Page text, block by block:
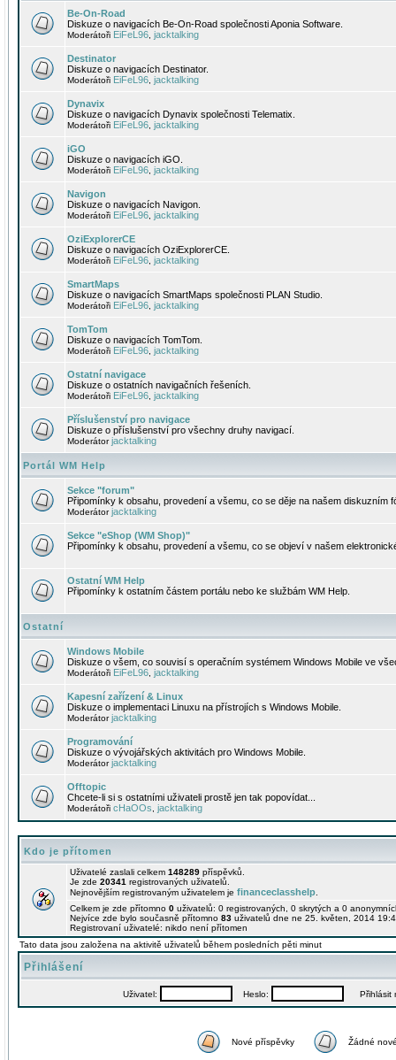
Be-On-Road
Diskuze o navigacích Be-On-Road společnosti Aponia Software.
Moderátoři EiFeL96 jacktalking
Destinator
Diskuze o navigacích Destinator.
Moderátoři EiFeL96 jacktalking
Dynavix
Diskuze o navigacích Dynavix společnosti Telematix.
Moderátoři EiFeL96 jacktalking
iGO
Diskuze o navigacích iGO.
Moderátoři EiFeL96 jacktalking
Navigon
Diskuze o navigacích Navigon.
Moderátoři EiFeL96 jacktalking
OziExplorerCE
Diskuze o navigacích OziExplorerCE.
Moderátoři EiFeL96 jacktalking
SmartMaps
Diskuze o navigacích SmartMaps společnosti PLAN Studio.
Moderátoři EiFeL96 jacktalking
TomTom
Diskuze o navigacích TomTom.
Moderátoři EiFeL96 jacktalking
Ostatní navigace
Diskuze o ostatních navigačních řešeních.
Moderátoři EiFeL96 jacktalking
Příslušenství pro navigace
Diskuze o příslušenství pro všechny druhy navigací.
Moderátorjacktalking
Portál WM Help
Sekce "forum"
Připomínky k obsahu, provedení a všemu, co se děje na našem diskuzním
Moderátorjacktalking
Sekce "eShop (WM Shop)"
Připomínky k obsahu, provedení a všemu, co se objeví v našem
Ostatní WM Help
Připomínky k ostatním částem portálu nebo ke službám WM Help.
Ostatní
Windows Mobile
Diskuze o všem, co souvisí s operačním systémem Windows Mobile ve
Moderátoři EiFeL96 jacktalking
Kapesní zařízení & Linux
Diskuze o implementaci Linuxu na přístrojích s Windows Mobile.
Moderátorjacktalking
Programování
Diskuze o vývojářských aktivitách pro Windows Mobile.
Moderátorjacktalking
Offtopic
Chcete-li si s ostatními uživateli prostě jen tak popovídat...
Moderátoři cHaOOs jacktalking
Kdo je přítomen
Uživatelé zaslali celkem 148289 příspěvků.
Je zde 20341 registrovaných uživatelů.
Nejnovějším registrovaným uživatelem je financeclasshelp
Celkem je zde přítomno 0 uživatelů: 0 registrovaných, 0 skrytých a 0
Nejvíce zde bylo současně přítomno 83 uživatelů dne ne 25. květen, 2014
Registrovaní uživatelé: nikdo není přítomen
Tato data jsou založena na aktivitě uživatelů během posledních pěti minut
Přihlášení
Uživatel: Heslo: Přihlásit
Nové příspěvky Žádné